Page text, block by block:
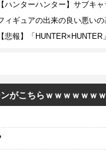
がこちらｗｗｗｗｗｗｗ